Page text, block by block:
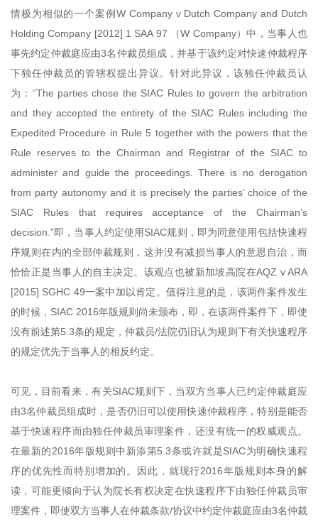
情极为相似的一个案例W Company v Dutch Company and Dutch
Holding Company [2012] 1 SAA 97 （W Company）中，当事人也
事先约定仲裁庭应由3名仲裁员组成，并基于该约定对快速仲裁程序
下独任仲裁员的管辖权提出异议。针对此异议，该独任仲裁员认
为：“The parties chose the SIAC Rules to govern the arbitration
and they accepted the entirety of the SIAC Rules including the
Expedited Procedure in Rule 5 together with the powers that the
Rule reserves to the Chairman and Registrar of the SIAC to
administer and guide the proceedings. There is no derogation
from party autonomy and it is precisely the parties’ choice of the
SIAC Rules that requires acceptance of the Chairman’s
decision.”即，当事人约定使用SIAC规则，即为同意使用包括快速程
序规则在内的全部仲裁规则，这并没有减损当事人的意思自治，而
恰恰正是当事人的自主决定。该观点也被新加坡高院在AQZ v ARA
[2015] SGHC 49一案中加以肯定。值得注意的是，该两件案件发生
的时候，SIAC 2016年版规则尚未颁布，即，在该两件案件下，即使
没有前述第5.3条的规定，仲裁员/法院仍旧认为规则下有关快速程序
的规定优先于当事人的相反约定。
可见，目前看来，有关SIAC规则下，当双方当事人已约定仲裁庭应
由3名仲裁员组成时，是否仍旧可以使用快速仲裁程序，特别是能否
基于快速程序而由独任仲裁员审理案件，还没有统一的权威观点。
在最新的2016年版规则中新添第5.3条或许就是SIAC为明确快速程
序的优先性而特别增加的。因此，就现行2016年版规则本身的解
读，可能更倾向于认为院长有权决定在快速程序下由独任仲裁员审
理案件，即使双方当事人在仲裁条款/协议中约定仲裁庭应由3名仲裁